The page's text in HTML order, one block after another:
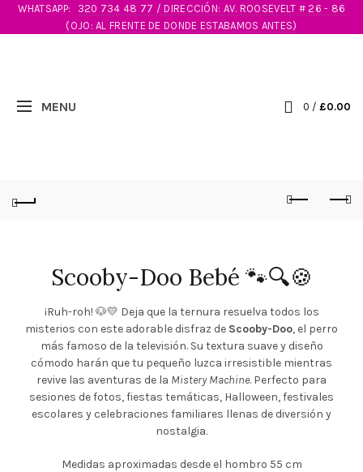
WHATSAPP:
320 734 48 77 / DIRECCIÓN: AV. ROOSEVELT # 26 - 86
(OJO: AL FRENTE DE DONDE ESTABAMOS ANTES)
0 / £0.00
Scooby-Doo Bebé 🐾🔍🍪
¡Ruh-roh! 🐶💛 Deja que la ternura resuelva todos los
misterios con este adorable disfraz de Scooby-Doo, el perro
más famoso de la televisión. Su textura suave y diseño
cómodo harán que tu pequeño luzca irresistible mientras
revive las aventuras de la Mistery Machine. Perfecto para
sesiones de fotos, fiestas temáticas, Halloween, festivales
escolares y celebraciones familiares llenas de diversión y
nostalgia.
Medidas aproximadas desde el hombro 55 cm